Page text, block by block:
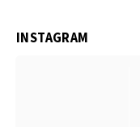
INSTAGRAM